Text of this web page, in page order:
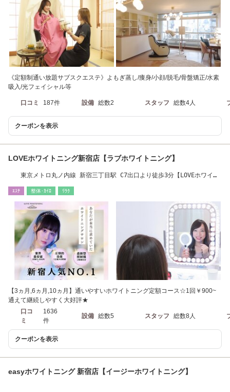
《定額制通い放題サブスクエステ》よもぎ蒸し/痩身/小顔/脱毛/骨盤矯正/水素
吸入/光フェイシャル等
口コミ 187件 設備 総数2 スタッフ 総数4人
クーポンを表示
LOVEホワイトニング新宿店【ラブホワイトニング】
東京メトロ丸ノ内線 新宿三丁目駅 C7出口より徒歩3分【LOVEホワイト
ｴｽﾃ 整体･ｶｲﾛ ﾘﾗｸ
【3ヵ月,6ヵ月,10ヵ月】通いやすいホワイトニング定額コース☆1回￥900~
通えて継続しやすく大好評★
口コ
ミ
1636
件
設備 総数5 スタッフ 総数8人
クーポンを表示
easyホワイトニング 新宿店【イージーホワイトニング】